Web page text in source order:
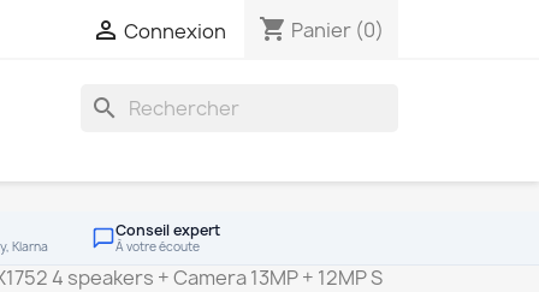
 Connexion shopping_cart Panier (0)
search
Klarna
Conseil expert
À votre écoute
4 speakers + Camera 13MP + 12MP S